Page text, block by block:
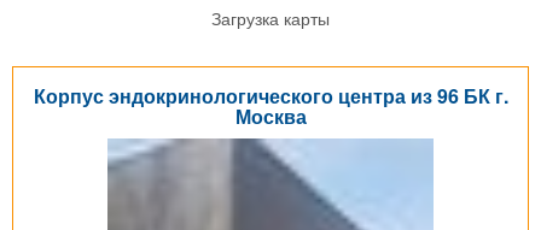
Загрузка карты
Корпус эндокринологического центра из 96 БК г.
Москва